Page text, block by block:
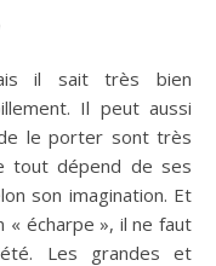
Il peut aussi
le porter sont très
tout dépend de ses
son imagination. Et
« écharpe », il ne faut
Les grandes et